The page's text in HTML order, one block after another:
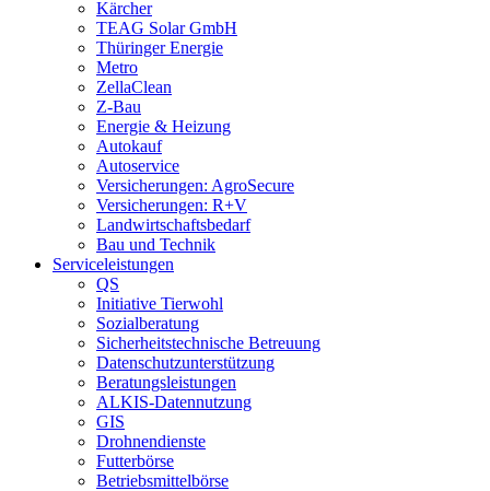
Kärcher
TEAG Solar GmbH
Thüringer Energie
Metro
ZellaClean
Z-Bau
Energie & Heizung
Autokauf
Autoservice
Versicherungen: AgroSecure
Versicherungen: R+V
Landwirtschaftsbedarf
Bau und Technik
Service­­leistungen
QS
Initiative Tierwohl
Sozialberatung
Sicherheitstechnische Betreuung
Datenschutzunterstützung
Beratungsleistungen
ALKIS-Datennutzung
GIS
Drohnendienste
Futterbörse
Betriebsmittelbörse